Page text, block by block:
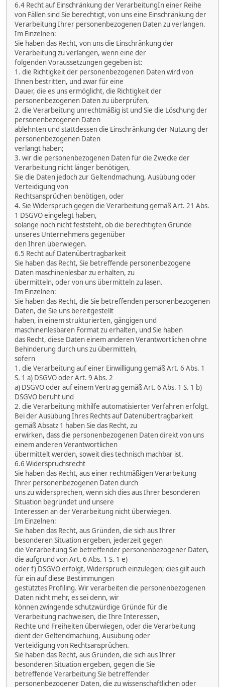
6.4 Recht auf Einschränkung der VerarbeitungIn einer Reihe
von Fällen sind Sie berechtigt, von uns eine Einschränkung der
Verarbeitung Ihrer personenbezogenen Daten zu verlangen.
Im Einzelnen:
Sie haben das Recht, von uns die Einschränkung der
Verarbeitung zu verlangen, wenn eine der
folgenden Voraussetzungen gegeben ist:
1. die Richtigkeit der personenbezogenen Daten wird von
Ihnen bestritten, und zwar für eine
Dauer, die es uns ermöglicht, die Richtigkeit der
personenbezogenen Daten zu überprüfen,
2. die Verarbeitung unrechtmäßig ist und Sie die Löschung der
personenbezogenen Daten
ablehnten und stattdessen die Einschränkung der Nutzung der
personenbezogenen Daten
verlangt haben;
3. wir die personenbezogenen Daten für die Zwecke der
Verarbeitung nicht länger benötigen,
Sie die Daten jedoch zur Geltendmachung, Ausübung oder
Verteidigung von
Rechtsansprüchen benötigen, oder
4. Sie Widerspruch gegen die Verarbeitung gemäß Art. 21 Abs.
1 DSGVO eingelegt haben,
solange noch nicht feststeht, ob die berechtigten Gründe
unseres Unternehmens gegenüber
den Ihren überwiegen.
6.5 Recht auf Datenübertragbarkeit
Sie haben das Recht, Sie betreffende personenbezogene
Daten maschinenlesbar zu erhalten, zu
übermitteln, oder von uns übermitteln zu lasen.
Im Einzelnen:
Sie haben das Recht, die Sie betreffenden personenbezogenen
Daten, die Sie uns bereitgestellt
haben, in einem strukturierten, gängigen und
maschinenlesbaren Format zu erhalten, und Sie haben
das Recht, diese Daten einem anderen Verantwortlichen ohne
Behinderung durch uns zu übermitteln,
sofern
1. die Verarbeitung auf einer Einwilligung gemäß Art. 6 Abs. 1
S. 1 a) DSGVO oder Art. 9 Abs. 2
a) DSGVO oder auf einem Vertrag gemäß Art. 6 Abs. 1 S. 1 b)
DSGVO beruht und
2. die Verarbeitung mithilfe automatisierter Verfahren erfolgt.
Bei der Ausübung Ihres Rechts auf Datenübertragbarkeit
gemäß Absatz 1 haben Sie das Recht, zu
erwirken, dass die personenbezogenen Daten direkt von uns
einem anderen Verantwortlichen
übermittelt werden, soweit dies technisch machbar ist.
6.6 Widerspruchsrecht
Sie haben das Recht, aus einer rechtmäßigen Verarbeitung
Ihrer personenbezogenen Daten durch
uns zu widersprechen, wenn sich dies aus Ihrer besonderen
Situation begründet und unsere
Interessen an der Verarbeitung nicht überwiegen.
Im Einzelnen:
Sie haben das Recht, aus Gründen, die sich aus Ihrer
besonderen Situation ergeben, jederzeit gegen
die Verarbeitung Sie betreffender personenbezogener Daten,
die aufgrund von Art. 6 Abs. 1 S. 1 e)
oder f) DSGVO erfolgt, Widerspruch einzulegen; dies gilt auch
für ein auf diese Bestimmungen
gestütztes Profiling. Wir verarbeiten die personenbezogenen
Daten nicht mehr, es sei denn, wir
können zwingende schutzwürdige Gründe für die
Verarbeitung nachweisen, die Ihre Interessen,
Rechte und Freiheiten überwiegen, oder die Verarbeitung
dient der Geltendmachung, Ausübung oder
Verteidigung von Rechtsansprüchen.
Sie haben das Recht, aus Gründen, die sich aus Ihrer
besonderen Situation ergeben, gegen die Sie
betreffende Verarbeitung Sie betreffender
personenbezogener Daten, die zu wissenschaftlichen oder